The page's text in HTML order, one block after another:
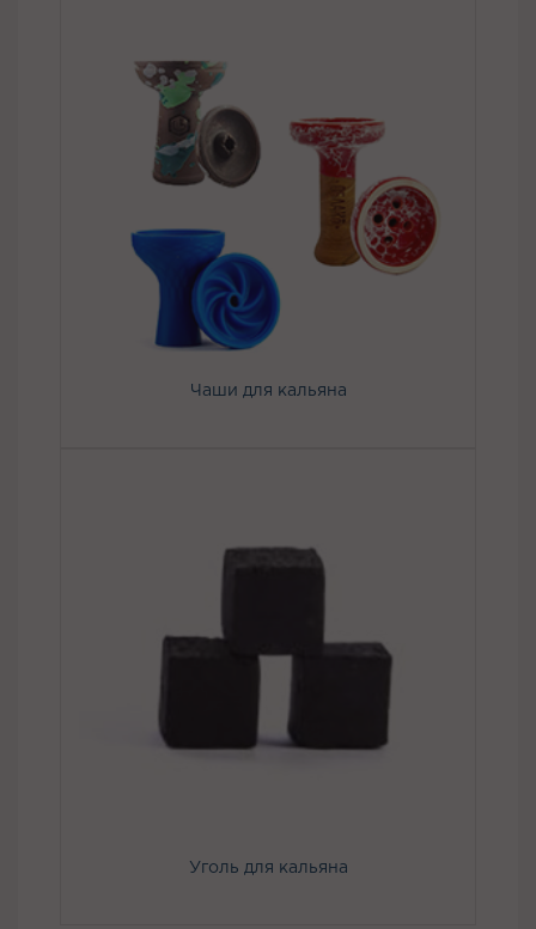
Чаши для кальяна
Уголь для кальяна